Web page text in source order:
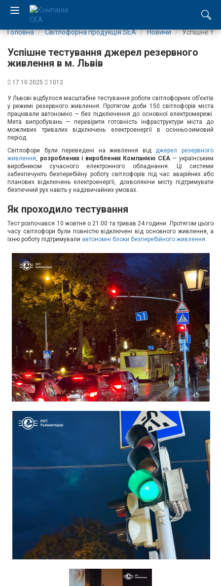
RU
Компанія
Каталог
Виробництво
Послуги
Новини
Вакансії
Вхід/
авторизація
Виробники
Контакти
Доставка
Тех.
Підтримка
Блог
Головна Світлофорна продукція SEA Новини Успішне
Успішне тестування джерел резервного
живлення в м. Львів
17.10.2025 1012
У Львові відбулося масштабне тестування роботи світлофорних об’єктів
у режимі резервного живлення. Протягом доби 150 світлофорів міста
працювали автономно — без підключення до основної електромережі.
Мета випробувань — перевірити готовність інфраструктури міста до
можливих тривалих відключень електроенергії в осінньо-зимовий
період.
Світлофори були переведені на живлення відджерел резервного
живлення, розроблених і вироблених Компанією СЕА— українським
виробником сучасного електронного обладнання. Ці системи
забезпечують безперебійну роботу світлофорів під час аварійних або
планових відключень електроенергії, дозволяючи місту підтримувати
безпечний рух навіть у надзвичайних умовах.
Як проходило тестування
Тест розпочався 10 жовтня о 21:00 та тривав 24 години. Протягом цього
часу світлофори були повністю відключені від основного живлення, а
їхню роботу підтримували автономні блоки безперебійного живлення.